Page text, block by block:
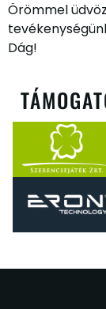
Örömmel
Dág!